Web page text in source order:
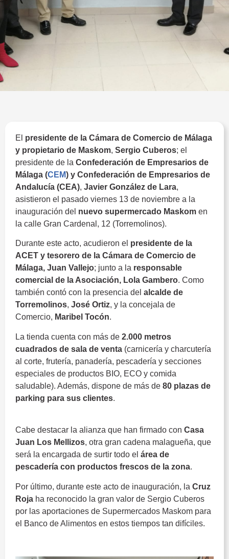
El presidente de la Cámara de Comercio de Málaga
y propietario de Maskom, Sergio Cuberos; el
presidente de la Confederación de Empresarios de
Málaga (CEM) y Confederación de Empresarios de
Andalucía (CEA), Javier González de Lara,
asistieron el pasado viernes 13 de noviembre a la
inauguración del nuevo supermercado Maskom en
la calle Gran Cardenal, 12 (Torremolinos).
Durante este acto, acudieron el presidente de la
ACET y tesorero de la Cámara de Comercio de
Málaga, Juan Vallejo; junto a la responsable
comercial de la Asociación, Lola Gambero. Como
también contó con la presencia del alcalde de
Torremolinos, José Ortiz, y la concejala de
Comercio, Maribel Tocón.
La tienda cuenta con más de 2.000 metros
cuadrados de sala de venta (carnicería y charcutería
al corte, frutería, panadería, pescadería y secciones
especiales de productos BIO, ECO y comida
saludable). Además, dispone de más de 80 plazas de
parking para sus clientes.
Cabe destacar la alianza que han firmado con Casa
Juan Los Mellizos, otra gran cadena malagueña, que
será la encargada de surtir todo el área de
pescadería con productos frescos de la zona.
Por último, durante este acto de inauguración, la Cruz
Roja ha reconocido la gran valor de Sergio Cuberos
por las aportaciones de Supermercados Maskom para
el Banco de Alimentos en estos tiempos tan difíciles.